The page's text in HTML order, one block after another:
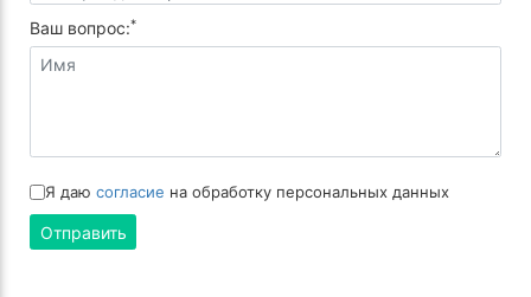
Ваш вопрос:*
Я даю согласие на обработку персональных данных
Отправить